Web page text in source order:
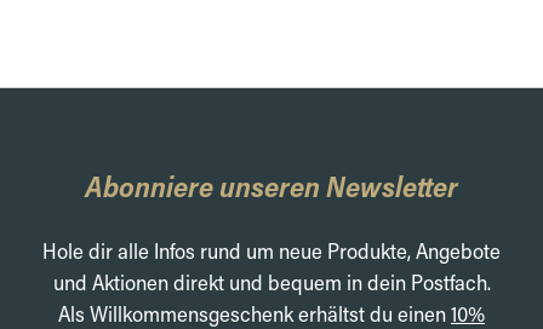
Abonniere unseren Newsletter
Hole dir alle Infos rund um neue Produkte, Angebote
und Aktionen direkt und bequem in dein Postfach.
Als Willkommensgeschenk erhältst du einen10%